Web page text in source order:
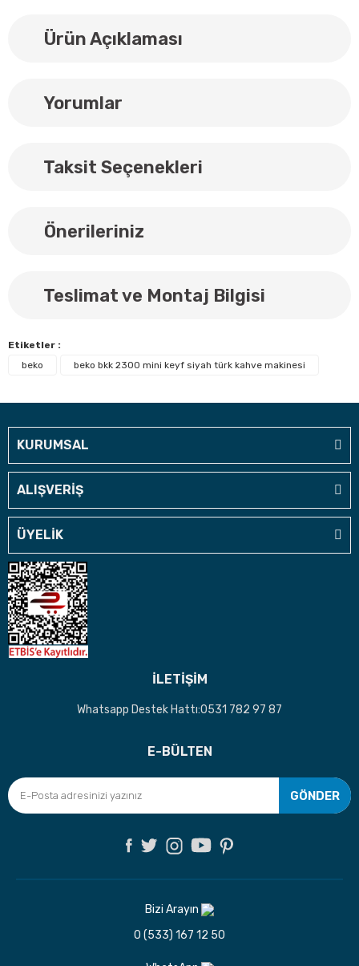
Ürün Açıklaması
Yorumlar
Taksit Seçenekleri
Önerileriniz
Teslimat ve Montaj Bilgisi
Etiketler :
beko
beko bkk 2300 mini keyf siyah türk kahve makinesi
KURUMSAL
ALIŞVERİŞ
ÜYELİK
İLETİŞİM
Whatsapp Destek Hattı:0531 782 97 87
E-BÜLTEN
GÖNDER
Bizi Arayın
0 (533) 167 12 50